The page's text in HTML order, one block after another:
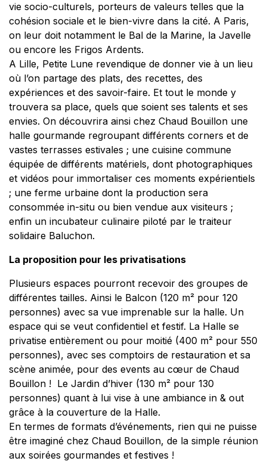
vie socio-culturels, porteurs de valeurs telles que la
cohésion sociale et le bien-vivre dans la cité. A Paris,
on leur doit notamment le Bal de la Marine, la Javelle
ou encore les Frigos Ardents.
A Lille, Petite Lune revendique de donner vie à un lieu
où l’on partage des plats, des recettes, des
expériences et des savoir-faire. Et tout le monde y
trouvera sa place, quels que soient ses talents et ses
envies. On découvrira ainsi chez Chaud Bouillon une
halle gourmande regroupant différents corners et de
vastes terrasses estivales ; une cuisine commune
équipée de différents matériels, dont photographiques
et vidéos pour immortaliser ces moments expérientiels
; une ferme urbaine dont la production sera
consommée in-situ ou bien vendue aux visiteurs ;
enfin un incubateur culinaire piloté par le traiteur
solidaire Baluchon.
La proposition pour les privatisations
Plusieurs espaces pourront recevoir des groupes de
différentes tailles. Ainsi le Balcon (120 m² pour 120
personnes) avec sa vue imprenable sur la halle. Un
espace qui se veut confidentiel et festif. La Halle se
privatise entièrement ou pour moitié (400 m² pour 550
personnes), avec ses comptoirs de restauration et sa
scène animée, pour des events au cœur de Chaud
Bouillon ! Le Jardin d’hiver (130 m² pour 130
personnes) quant à lui vise à une ambiance in & out
grâce à la couverture de la Halle.
En termes de formats d’événements, rien qui ne puisse
être imaginé chez Chaud Bouillon, de la simple réunion
aux soirées gourmandes et festives !